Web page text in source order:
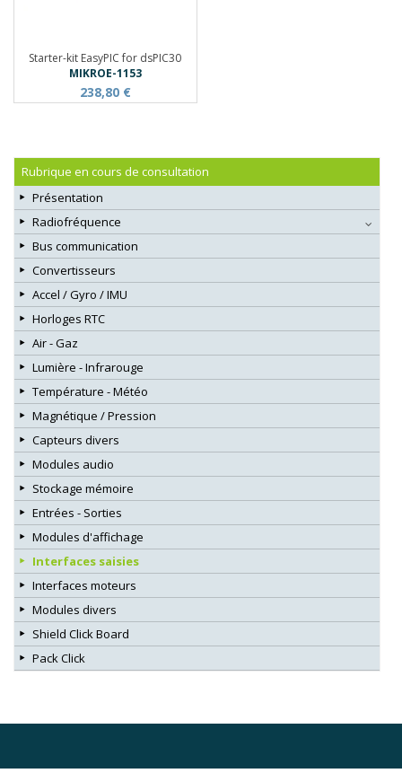
Starter-kit EasyPIC for dsPIC30
MIKROE-1153
238,80 €
Rubrique en cours de consultation
Présentation
Radiofréquence
Bus communication
Convertisseurs
Accel / Gyro / IMU
Horloges RTC
Air - Gaz
Lumière - Infrarouge
Température - Météo
Magnétique / Pression
Capteurs divers
Modules audio
Stockage mémoire
Entrées - Sorties
Modules d'affichage
Interfaces saisies
Interfaces moteurs
Modules divers
Shield Click Board
Pack Click